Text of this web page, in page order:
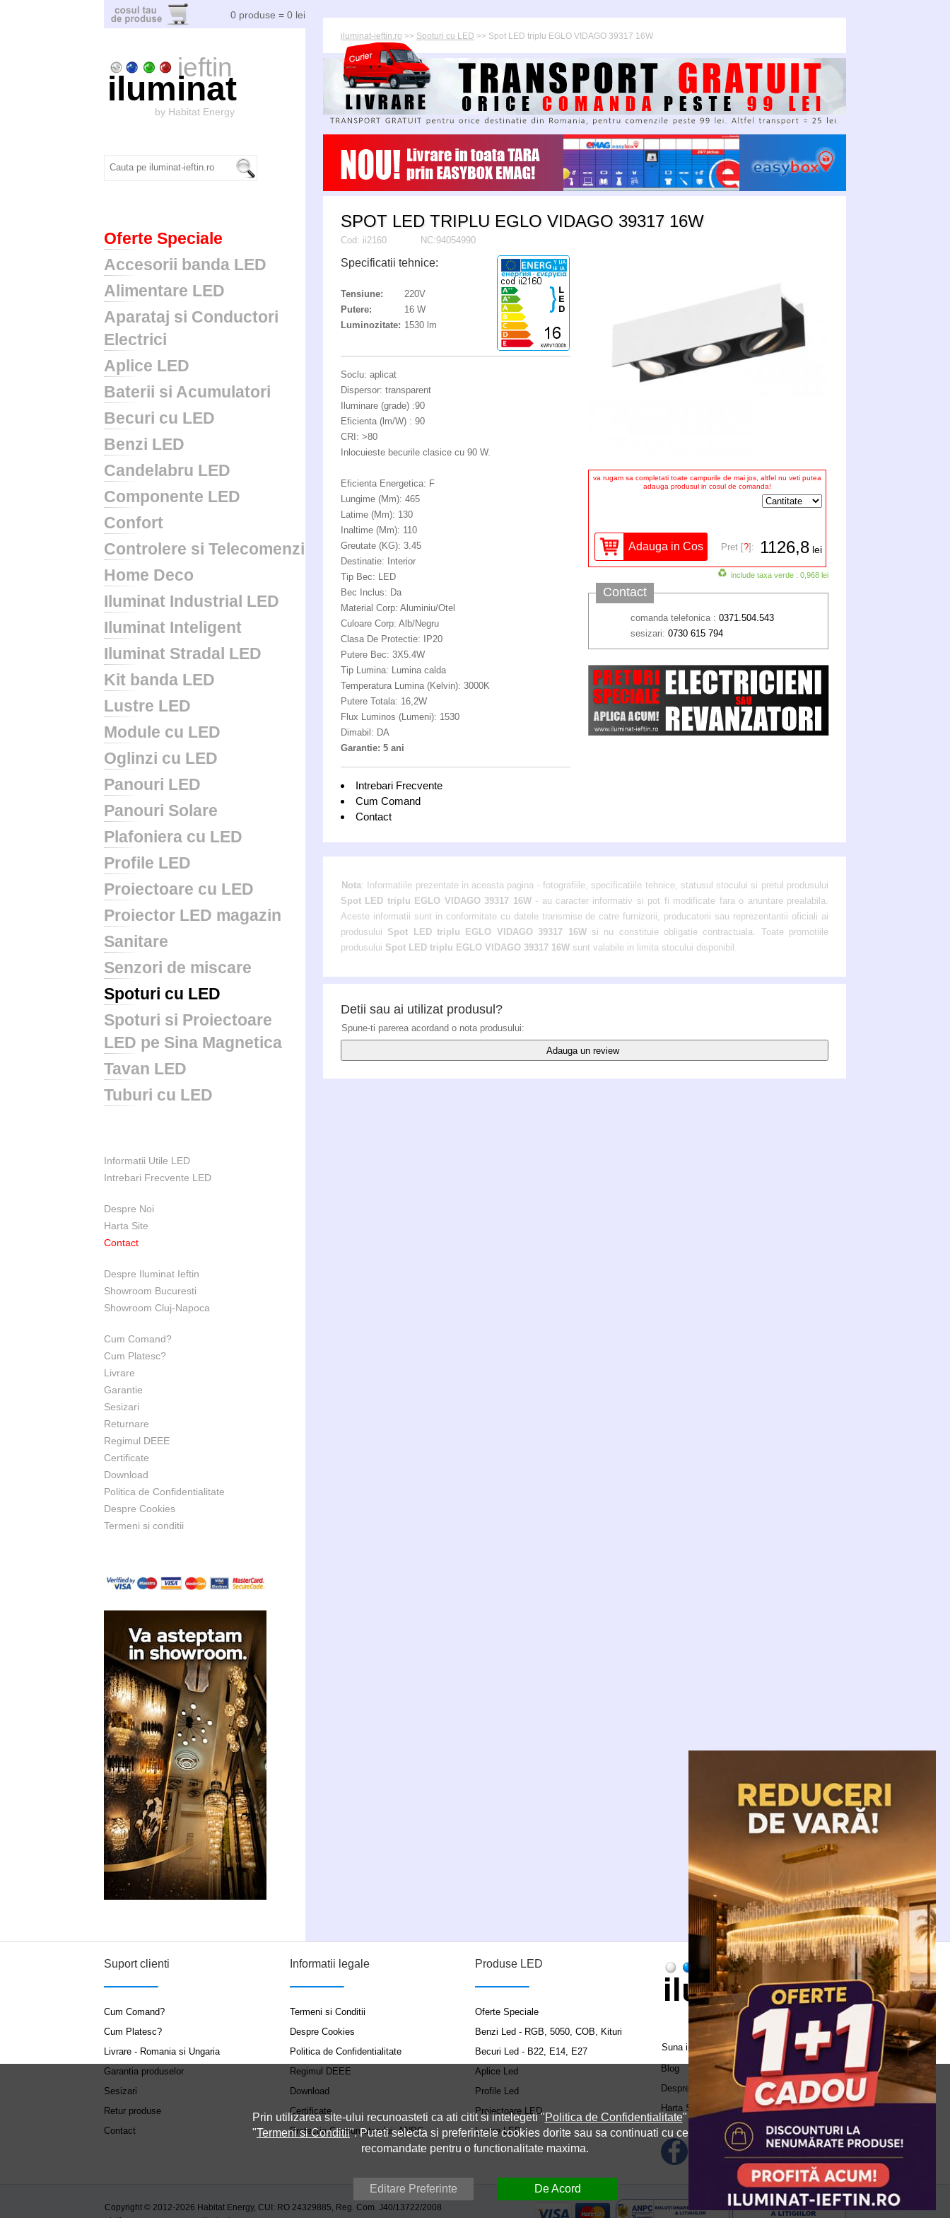
0 produse = 0 lei
ieftin
iluminat
by Habitat Energy
Oferte Speciale
Accesorii banda LED
Alimentare LED
Aparataj si Conductori
Electrici
Aplice LED
Baterii si Acumulatori
Becuri cu LED
Benzi LED
Candelabru LED
Componente LED
Confort
Controlere si Telecomenzi
Home Deco
Iluminat Industrial LED
Iluminat Inteligent
Iluminat Stradal LED
Kit banda LED
Lustre LED
Module cu LED
Oglinzi cu LED
Panouri LED
Panouri Solare
Plafoniera cu LED
Profile LED
Proiectoare cu LED
Proiector LED magazin
Sanitare
Senzori de miscare
Spoturi cu LED
Spoturi si Proiectoare
LED pe Sina Magnetica
Tavan LED
Tuburi cu LED
Informatii Utile LED
Intrebari Frecvente LED
Despre Noi
Harta Site
Contact
Despre Iluminat Ieftin
Showroom Bucuresti
Showroom Cluj-Napoca
Cum Comand?
Cum Platesc?
Livrare
Garantie
Sesizari
Returnare
Regimul DEEE
Certificate
Download
Politica de Confidentialitate
Despre Cookies
Termeni si conditii
iluminat-ieftin.ro >> Spoturi cu LED >> Spot LED triplu EGLO VIDAGO 39317 16W
SPOT LED TRIPLU EGLO VIDAGO 39317 16W
Cod: ii2160 NC:94054990
Specificatii tehnice:
Tensiune:
220V
Putere:
16 W
Luminozitate: 1530 lm
Soclu: aplicat
Dispersor: transparent
Iluminare (grade) :90
Eficienta (lm/W) : 90
CRI: >80
Inlocuieste becurile clasice cu 90 W.
Eficienta Energetica: F
Lungime (Mm): 465
Latime (Mm): 130
Inaltime (Mm): 110
Greutate (KG): 3.45
Destinatie: Interior
Tip Bec: LED
Bec Inclus: Da
Material Corp: Aluminiu/Otel
Culoare Corp: Alb/Negru
Clasa De Protectie: IP20
Putere Bec: 3X5.4W
Tip Lumina: Lumina calda
Temperatura Lumina (Kelvin): 3000K
Putere Totala: 16,2W
Flux Luminos (Lumeni): 1530
Dimabil: DA
Garantie: 5 ani
Intrebari Frecvente
Cum Comand
Contact
va rugam sa completati toate campurile de mai jos, altfel nu veti putea
adauga produsul in cosul de comanda!
Pret [?]: 1126,8 lei
include taxa verde : 0,968 lei
Contact
comanda telefonica : 0371.504.543
sesizari: 0730 615 794
Nota: Informatiile prezentate in aceasta pagina - fotografiile, specificatiile tehnice, statusul stocului si pretul produsului
Spot LED triplu EGLO VIDAGO 39317 16W- au caracter informativ si pot fi modificate fara o anuntare prealabila.
Aceste informatii sunt in conformitate cu datele transmise de catre furnizorii, producatorii sau reprezentantii oficiali ai
produsului Spot LED triplu EGLO VIDAGO 39317 16Wsi nu constituie obligatie contractuala. Toate promotiile
produsului Spot LED triplu EGLO VIDAGO 39317 16W sunt valabile in limita stocului disponibil.
Detii sau ai utilizat produsul?
Spune-ti parerea acordand o nota produsului:
Adauga un review
Suport clienti
Cum Comand?
Cum Platesc?
Livrare - Romania si Ungaria
Garantia produselor
Sesizari
Retur produse
Contact
Informatii legale
Termeni si Conditii
Despre Cookies
Politica de Confidentialitate
Regimul DEEE
Download
Certificate
Protecția Consumatorului: ANPC
Produse LED
Oferte Speciale
Benzi Led - RGB, 5050, COB, Kituri
Becuri Led - B22, E14, E27
Aplice Led
Profile Led
Proiectoare LED
Lustre LED
Suna in call center:
0371.504.543
Blog
Despre Noi
Harta Site
Copyright © 2012-2026 Habitat Energy, CUI: RO 24329885, Reg. Com. J40/13722/2008
Prin utilizarea site-ului recunoasteti ca ati citit si intelegeti "Politica de Confidentialitate" si
"Termeni si Conditii". Puteti selecta si preferintele cookies dorite sau sa continuati cu cele
recomandate pentru o functionalitate maxima.
Editare Preferinte De Acord